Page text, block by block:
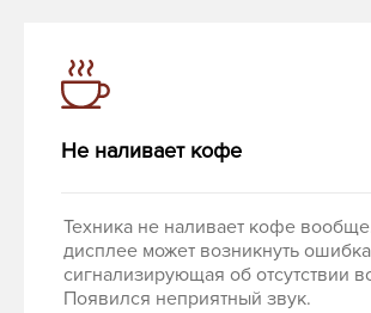
Не наливает кофе
Техника не наливает кофе
дисплее может возникнуть
сигнализирующая об отсутствии
Появился неприятный звук.